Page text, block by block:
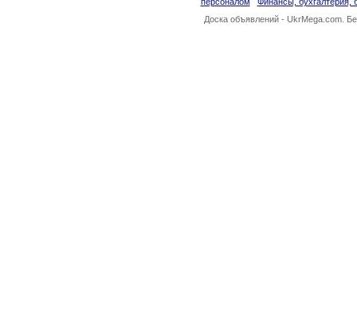
Доска объявлений - UkrMega.com.